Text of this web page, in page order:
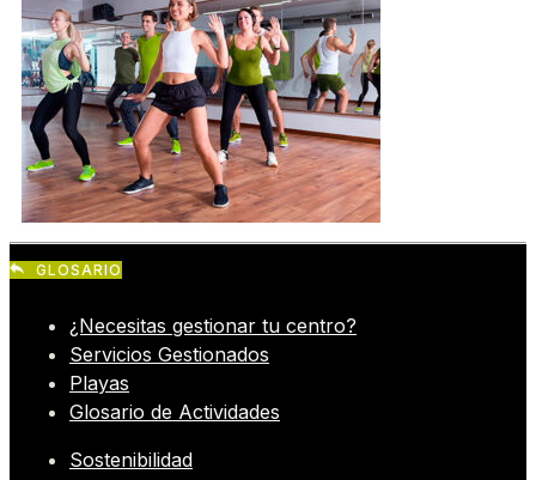
GLOSARIO
¿Necesitas gestionar tu centro?
Servicios Gestionados
Playas
Glosario de Actividades
Sostenibilidad